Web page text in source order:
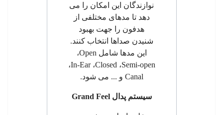
نوازندگان این امکان را می
دهد تا مدهای مختلفی از
هدفون را جهت بهبود
شنیدن صداها انتخاب کنند.
این مدها شامل Open،
Semi-open، Closed،In-Ear،
Canal و ... می شود.
سیستم پدال Grand Feel